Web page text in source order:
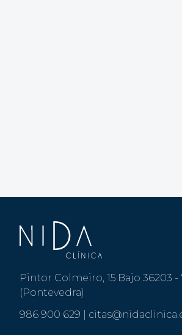
Pintor Colmeiro, 15 Bajo 36203 -
(Pontevedra)
986 900 629